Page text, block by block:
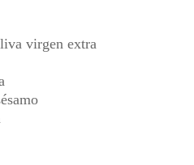
virgen extra